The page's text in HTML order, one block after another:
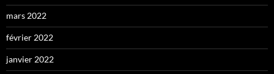
mars 2022
février 2022
janvier 2022